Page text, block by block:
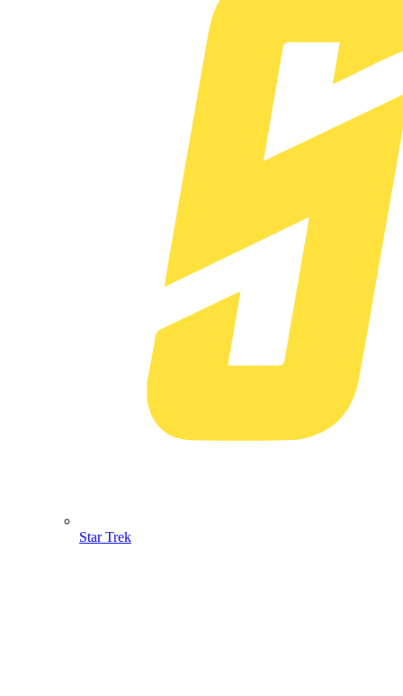
Star Trek